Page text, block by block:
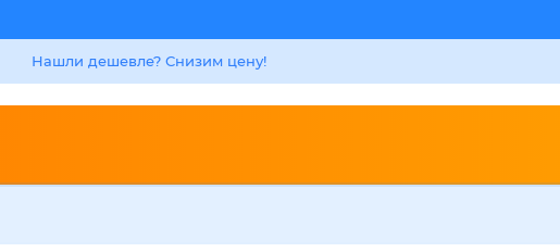
Нашли дешевле? Снизим цену!